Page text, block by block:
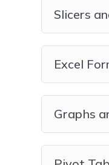
Slicers
Excel
Graphs